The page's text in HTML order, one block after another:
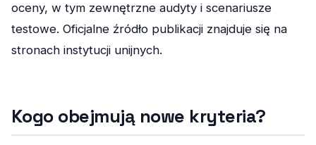
oceny, w tym zewnętrzne audyty i scenariusze
testowe. Oficjalne źródło publikacji znajduje się na
stronach instytucji unijnych.
Kogo obejmują nowe kryteria?